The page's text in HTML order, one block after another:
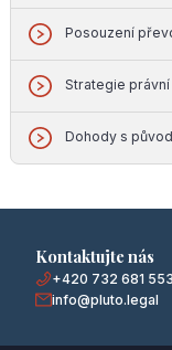
Posouzení
Strategie
Dohody s
Kontaktujte nás
+420 732 681 553
info@pluto.legal